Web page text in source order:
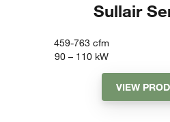
Sullair
459-763 cfm
90 – 110 kW
VIEW